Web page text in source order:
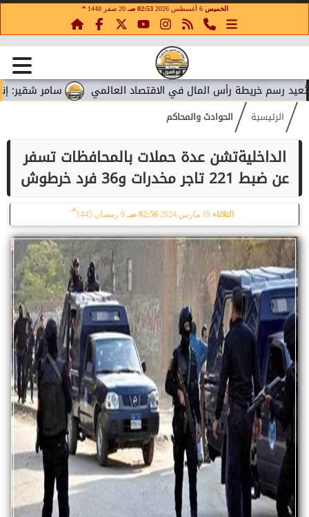
الخميس 6 أغسطس 2026 02:53 صـ 20 صفر 1448 هـ
سامر شقير: إنفاق خريطة رأس المال في الاقتصاد العالمي
الرئيسية الحوادث والمحاكم
الداخليةتشن عدة حملات بالمحافظات تسفر
عن ضبط 221 تاجر مخدرات و36 فرد خرطوش
الثلاثاء 19 مارس 2024 02:56 صـ 9 رمضان 1445
هـ